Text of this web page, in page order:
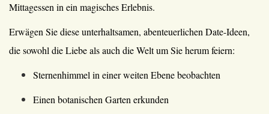
Mittagessen in ein magisches Erlebnis.
Erwägen Sie diese unterhaltsamen, abenteuerlichen Date-Ideen,
die sowohl die Liebe als auch die Welt um Sie herum feiern:
Sternenhimmel in einer weiten Ebene beobachten
Einen botanischen Garten erkunden